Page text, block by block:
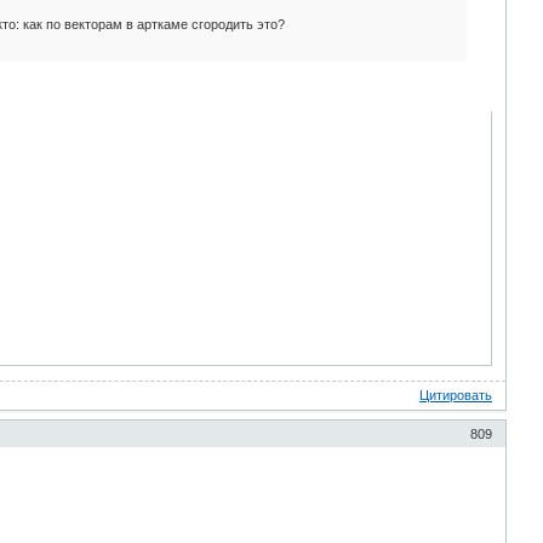
как по векторам в арткаме сгородить это?
Цитировать
809